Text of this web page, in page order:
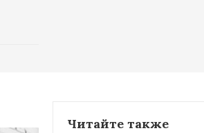
Читайте также